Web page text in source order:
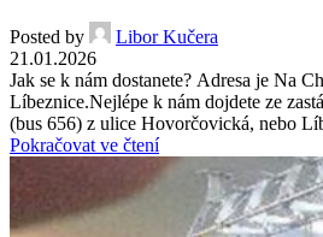
Posted by
Libor Kučera
21.01.2026
Jak se k nám dostanete? Adresa je Na
Líbeznice.Nejlépe k nám dojdete ze
(bus 656) z ulice Hovorčovická, nebo
Pokračovat ve čtení